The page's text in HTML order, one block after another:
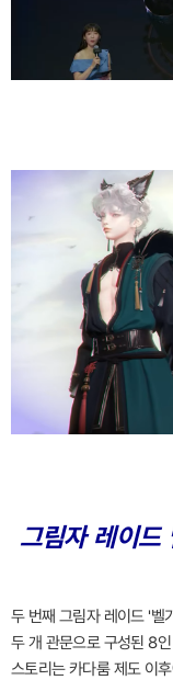
그림자 레이
두 번째 그림자 레이드 '벨
두 개 관문으로 구성된 8
스토리는 카다룸 제도 이